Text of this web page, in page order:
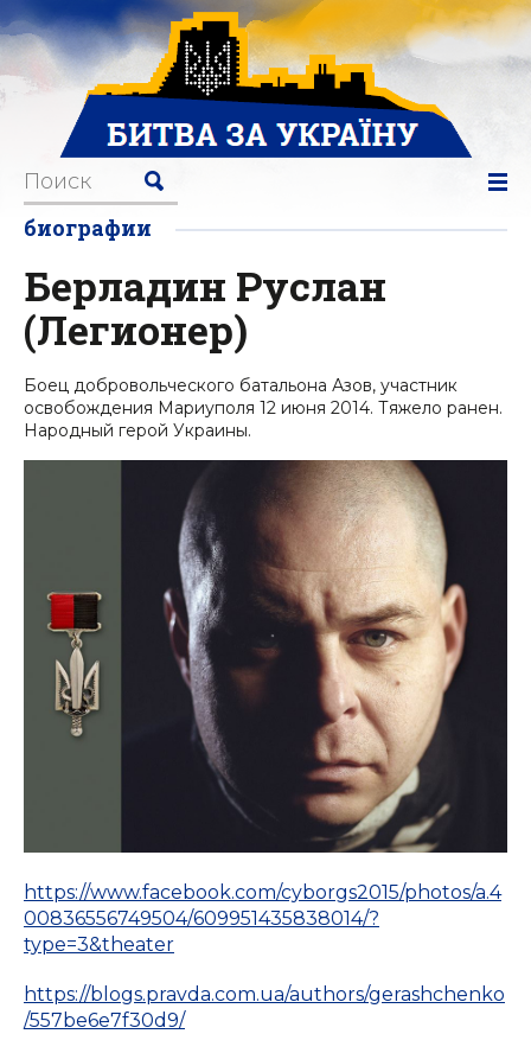
биографии
Берладин Руслан
(Легионер)
Боец добровольческого батальона Азов, участник
освобождения Мариуполя 12 июня 2014. Тяжело ранен.
Народный герой Украины.
https://www.facebook.com/cyborgs2015/photos/a.4
00836556749504/609951435838014/?
type=3&theater
https://blogs.pravda.com.ua/authors/gerashchenko
/557be6e7f30d9/